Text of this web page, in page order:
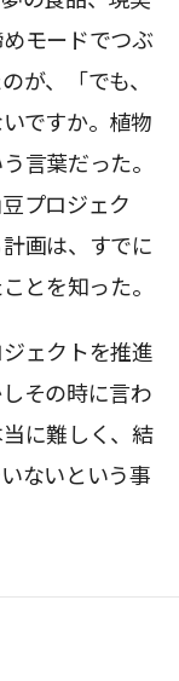
モードでつぶ
が、「でも、
ですか。植物
言葉だった。
プロジェク
画は、すでに
とを知った。
ェクトを推進
その時に言わ
に難しく、結
ないという事